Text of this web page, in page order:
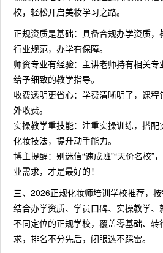
校，轻松开启美妆学习之路。
正规资质是基础：具备合规办学资质
行业规范，办学有保障。
师资专业有经验：主讲老师持有相关
给予细致的教学指导。
收费透明更省心：学费清晰明了，课
外收费。
实操教学重技能：注重实操训练，搭
化妆技法，提升动手能力。
博主提醒：别迷信“速成班”“天价名校”
业需求，才是最好的！
三、2026正规化妆师培训学校推荐，
结合办学资质、学员口碑、实操教学
不同定位的正规学校，覆盖零基础、
求，排名不分先后，闭眼选不踩雷。